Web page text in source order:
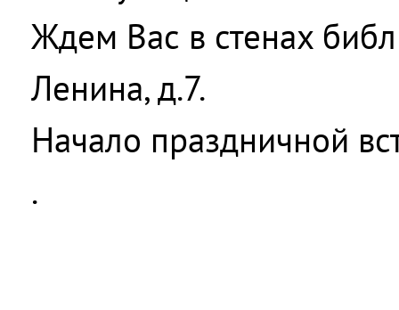
Ждем Вас в стенах
Ленина, д.7.
Начало праздничной
.